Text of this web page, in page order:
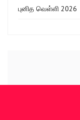
புனித வெள்ளி 2026